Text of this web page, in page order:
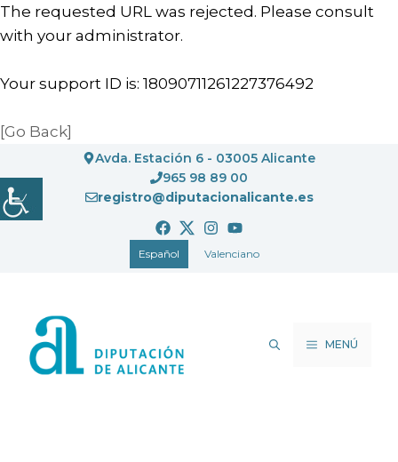
The requested URL was rejected. Please consult
with your administrator.
Your support ID is: 18090711261227376492
[Go Back]
al
contenido
Avda. Estación 6 - 03005 Alicante
965 98 89 00
registro@diputacionalicante.es
Español Valenciano
MENÚ